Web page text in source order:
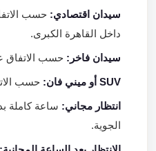
سيدان اقتصادي:حسب الاتفاق
داخل القاهرة الكبرى.
سيدان فاخر:حسب الاتفاق
SUV أو ميني فان: حسب
انتظار مجاني:ساعة كاملة
الجوية.